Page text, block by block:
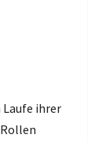
Laufe ihrer